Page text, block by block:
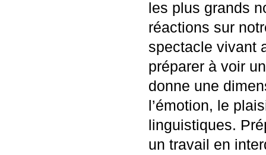
les plus grands
réactions sur
spectacle vivant
préparer à voir
donne une
l’émotion, le
linguistiques.
un travail en